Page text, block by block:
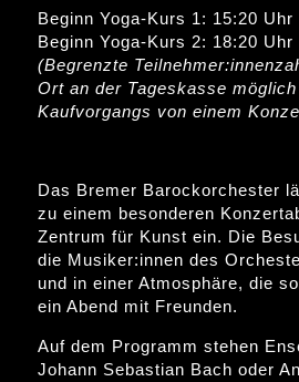
Beginn Yoga-Kurs 1: 15:20 Uhr
Beginn Yoga-Kurs 2: 18:20 Uhr
(Begrenzte
Ort an der Tageskasse
Kaufvorgangs von einem
Das Bremer Barockorchester
zu einem besonderen
Zentrum für Kunst ein. Die
die Musiker:innen des
und in einer Atmosphäre, die
ein Abend mit Freunden.
Auf dem Programm stehen
Johann Sebastian Bach oder